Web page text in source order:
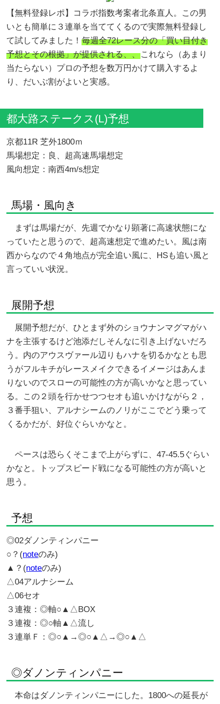
【無料登録レポ】コラボ指数考案者北条直人。この男
いとも簡単に３連単を当ててくるので実際無料登録し
て試してみました！毎週全72レース分の「買い目付き
予想とその根拠」が提供される、、これなら（あまり
当たらない）プロの予想を数万円かけて購入するよ
り、だいぶ割がよいと実感。
都大路ステークス(L)予想
京都11R 芝外1800ｍ
馬場想定：良、超高速馬場想定
風向想定：南西4m/s想定
馬場・風向き
まずは馬場だが、先週でかなり顕著に高速状態にな
っていたと思うので、超高速想定で進めたい。風は南
西からなので４角地点が完全追い風に、HSも追い風と
言っていい状況。
展開予想
展開予想だが、ひとまず外のショウナンマグマがハ
ナを主張するけど池添だしそんなに引き上げないだろ
う。内のアウスヴァール辺りもハナを切るかなとも思
うがフルキチがレースメイクできるイメージはあんま
りないのでスローの可能性の方が高いかなと思ってい
る。この２頭を行かせつつセオも追いかけながら２，
３番手狙い、アルナシームのノリがここでどう乗って
くるかだが、好位ぐらいかなと。
ペースは恐らくそこまで上がらずに、47-45.5ぐらい
かなと。トップスピード戦になる可能性の方が高いと
思う。
予想
◎02ダノンティンパニー
○？(noteのみ)
▲？(noteのみ)
△04アルナシーム
△06セオ
３連複：◎軸○▲△BOX
３連複：◎○軸▲△流し
３連単Ｆ：◎○▲→◎○▲△→◎○▲△
◎ダノンティンパニー
本命はダノンティンパニーにした。1800への延長が